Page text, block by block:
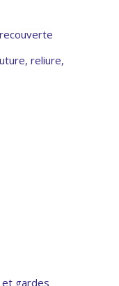
reliure,
et gardes